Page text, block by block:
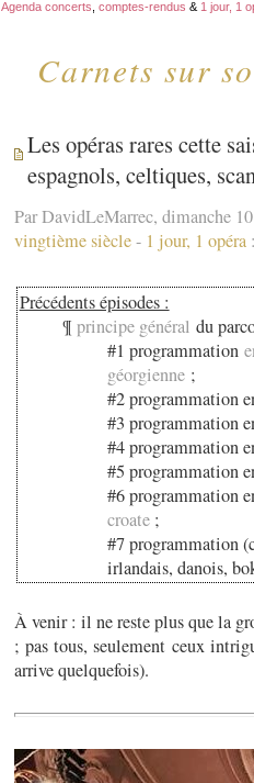
Carnets sur
Agenda concerts comptes-rendus & 1 jour, 1
Les opéras rares cette
espagnols, celtiques,
Par DavidLeMarrec, dimanche
vingtième siècle- 1 jour, 1 opéra
Précédents épisodes :
¶ principe général du
#1 programmation
géorgienne ;
#2 programmation
#3 programmation
#4 programmation
#5 programmation
#6 programmation
croate;
#7 programmation
irlandais, danois,
À venir : il ne reste plus que la
; pas tous, seulement ceux
arrive quelquefois).